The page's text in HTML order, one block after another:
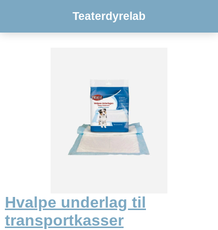
Teaterdyrelab
Hvalpe underlag til
transportkasser